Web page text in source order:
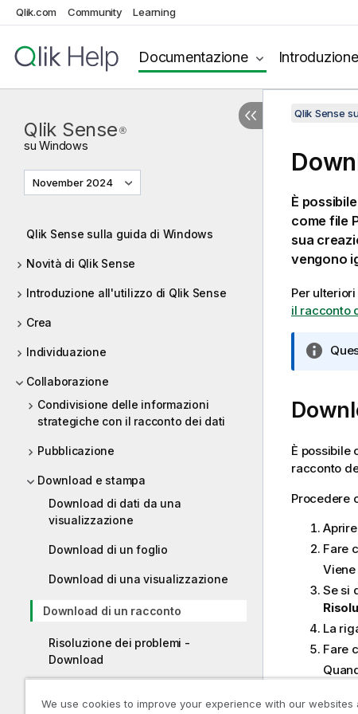
Qlik.com Community Learning
Documentazione Introduzione
Qlik Sense ®
suWindows
November 2024
Qlik Sense sulla guida di Windows
Novità di Qlik Sense
Introduzione all'utilizzo di Qlik Sense
Crea
Individuazione
Collaborazione
Condivisione delle informazioni
strategiche con il racconto dei dati
Pubblicazione
Download e stampa
Download di dati da una
visualizzazione
Download di un foglio
Download di una visualizzazione
Download di un racconto
Risoluzione dei problemi -
Download
Guida per gli sviluppatori
Qlik Sense
È
come file
sua
vengono
Per
il racconto
N
a
i
f
o
r
m
a
t
c
a
È possibile
racconto
Procedere
Fare
Se si
La
Fare
Fare
We use cookies to improve your experience with our websites